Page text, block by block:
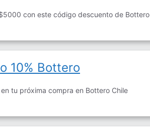
con este código descuento de Bottero
10% Bottero
tu próxima compra en Bottero Chile